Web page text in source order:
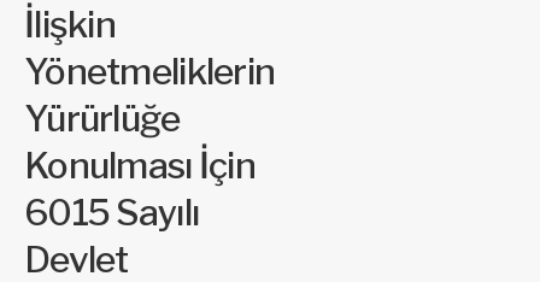
İlişkin
Yönetmeliklerin
Yürürlüğe
Konulması İçin
6015 Sayılı
Devlet